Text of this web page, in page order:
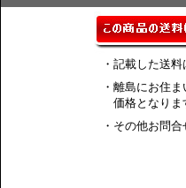
・記載した送
・離島にお住
価格となりま
・その他お問合